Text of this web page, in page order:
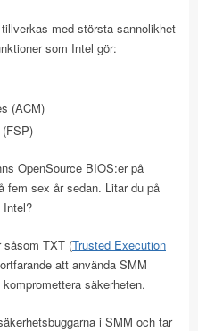
med största sannolikhet
som Intel gör:
(ACM)
OpenSource BIOS:er på
fem sex år sedan. Litar du på
Intel?
såsom TXT (Trusted Execution
att använda SMM
säkerheten.
i SMM och tar